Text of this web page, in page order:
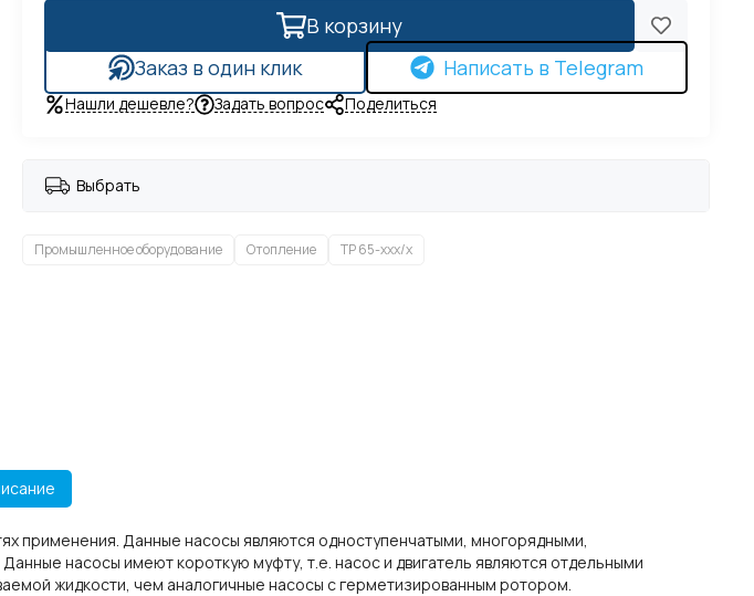
В корзину
Заказ в один клик
Написать в Telegram
Нашли дешевле? Задать вопрос Поделиться
Выбрать
Промышленное оборудование Отопление TP 65-xxx/x
применения. Данные насосы являются одноступенчатыми, многорядными,
насосы имеют короткую муфту, т.е. насос и двигатель являются отдельными
жидкости, чем аналогичные насосы с герметизированным ротором.